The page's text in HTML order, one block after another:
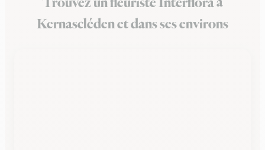
Kernascléden et dans ses environs